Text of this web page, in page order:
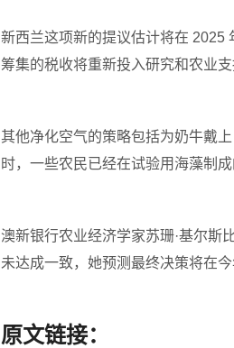
新西兰这项新的提议估计将在 2025
筹集的税收将重新投入研究和农业支
其他净化空气的策略包括为奶牛戴
时，一些农民已经在试验用海藻制
澳新银行农业经济学家苏珊·基尔斯
未达成一致，她预测最终决策将在今
原文链接：